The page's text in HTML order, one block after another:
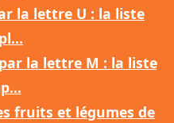
la lettre U : la liste
la lettre M : la liste
fruits et légumes de